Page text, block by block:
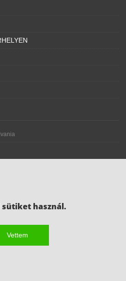
sütiket használ.
Vettem